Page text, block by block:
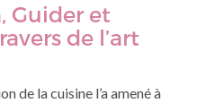
Guider et
de l’art
de la cuisine l’a amené à